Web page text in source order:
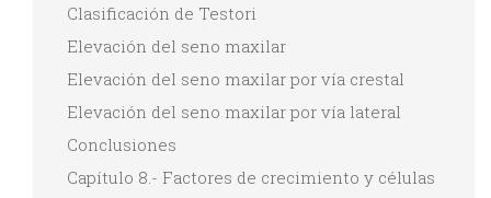
Clasificación de Testori
Elevación del seno maxilar
Elevación del seno maxilar por vía crestal
Elevación del seno maxilar por vía lateral
Conclusiones
Capítulo 8.- Factores de crecimiento y células